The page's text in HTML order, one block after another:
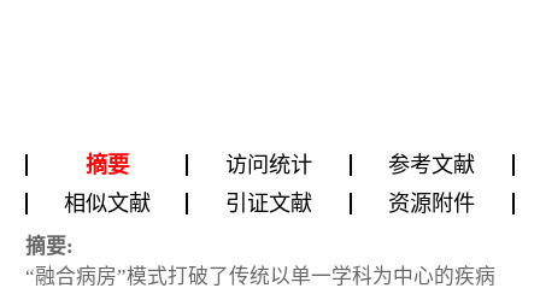
摘要 访问统计
参考文献
相似文献
引证文献 资源附件
摘要:
“融合病房”模式打破了传统以单一学科为中心的疾病